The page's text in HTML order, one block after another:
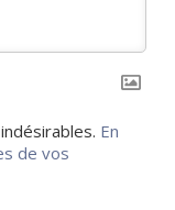
En
de vos